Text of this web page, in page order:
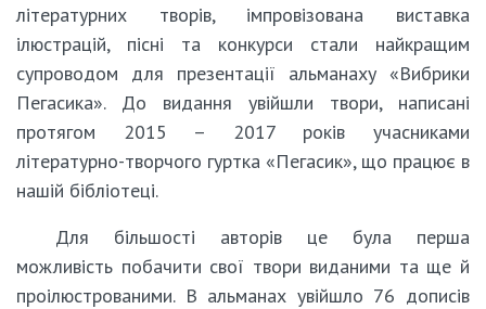
літературних творів, імпровізована виставка
ілюстрацій, пісні та конкурси стали найкращим
супроводом для презентації альманаху «Вибрики
Пегасика». До видання увійшли твори, написані
протягом 2015 – 2017 років учасниками
літературно-творчого гуртка «Пегасик», що працює в
нашій бібліотеці.
Для більшості авторів це була перша
можливість побачити свої твори виданими та ще й
проілюстрованими. В альманах увійшло 76 дописів